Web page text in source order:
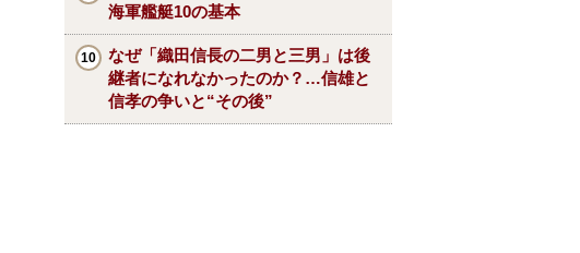
海軍艦艇10の基本
なぜ「織田信長の二男と三男」は後
継者になれなかったのか？…信雄と
信孝の争いと“その後”